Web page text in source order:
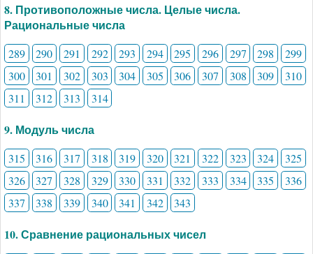
8. Противоположные числа. Целые числа.
Рациональные числа
289 290 291 292 293 294 295 296 297 298
299
300
301 302 303 304 305 306 307 308 309
310
311
312 313 314
9. Модуль числа
315 316 317 318 319 320 321 322 323 324
325
326
327 328 329 330 331 332 333 334 335
336
337
338 339 340 341 342 343
10. Сравнение рациональных чисел